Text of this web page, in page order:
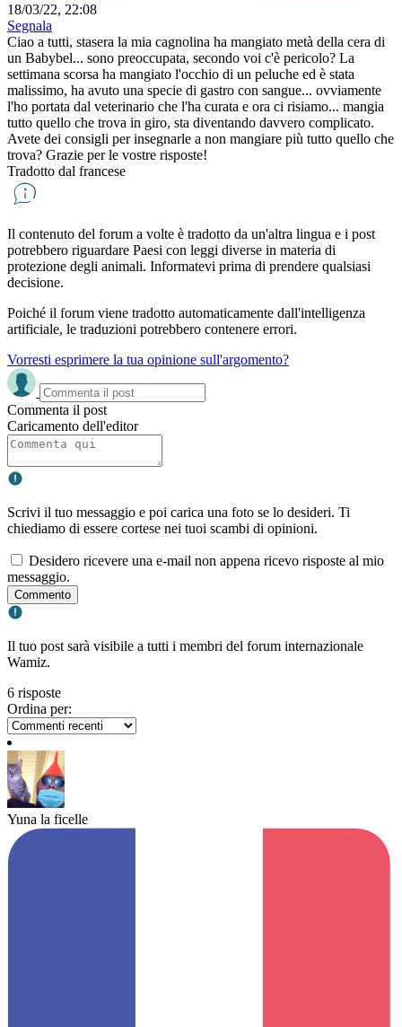
18/03/22, 22:08
Segnala
Ciao a tutti, stasera la mia cagnolina ha mangiato metà della cera di
un Babybel... sono preoccupata, secondo voi c'è pericolo? La
settimana scorsa ha mangiato l'occhio di un peluche ed è stata
malissimo, ha avuto una specie di gastro con sangue... ovviamente
l'ho portata dal veterinario che l'ha curata e ora ci risiamo... mangia
tutto quello che trova in giro, sta diventando davvero complicato.
Avete dei consigli per insegnarle a non mangiare più tutto quello che
trova? Grazie per le vostre risposte!
Tradotto dal francese
Il contenuto del forum a volte è tradotto da un'altra lingua e i post
potrebbero riguardare Paesi con leggi diverse in materia di
protezione degli animali. Informatevi prima di prendere qualsiasi
decisione.
Poiché il forum viene tradotto automaticamente dall'intelligenza
artificiale, le traduzioni potrebbero contenere errori.
Vorresti esprimere la tua opinione sull'argomento?
Commenta il post
Caricamento dell'editor
Scrivi il tuo messaggio e poi carica una foto se lo desideri. Ti
chiediamo di essere cortese nei tuoi scambi di opinioni.
Desidero ricevere una e-mail non appena ricevo risposte al mio
messaggio.
Commento
Il tuo post sarà visibile a tutti i membri del forum internazionale
Wamiz.
6 risposte
Ordina per:
Yuna la ficelle